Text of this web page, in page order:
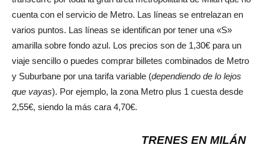
cuenta con el servicio de Metro. Las líneas se entrelazan en
varios puntos. Las líneas se identifican por tener una «S»
amarilla sobre fondo azul. Los precios son de 1,30€ para un
viaje sencillo o puedes comprar billetes combinados de Metro
y Suburbane por una tarifa variable (dependiendo de lo lejos
que vayas). Por ejemplo, la zona Metro plus 1 cuesta desde
2,55€, siendo la más cara 4,70€.
TRENES EN MILÁN